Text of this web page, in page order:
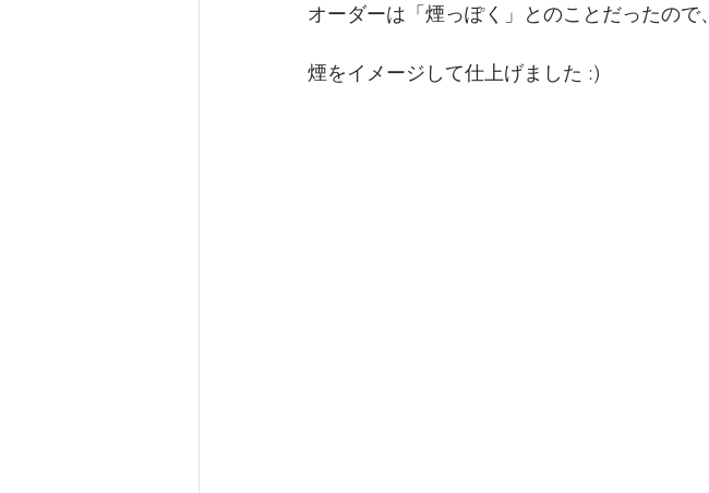
オーダーは「煙っぽく」とのことだったので、
煙をイメージして仕上げました :)